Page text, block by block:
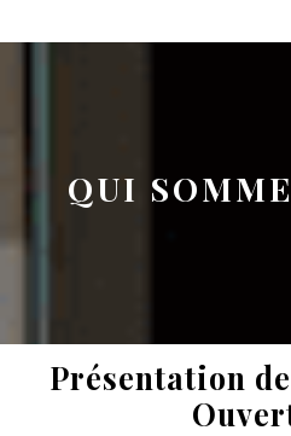
QUI
Présentation